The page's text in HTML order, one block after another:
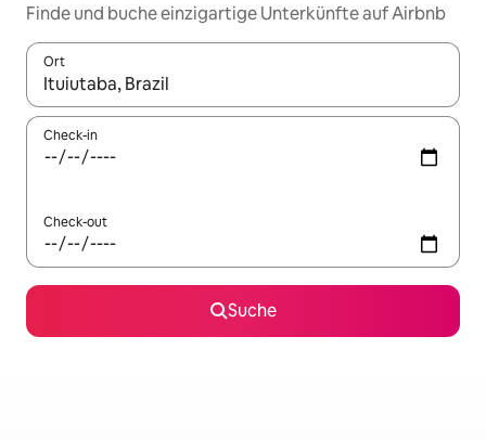
Finde und buche einzigartige Unterkünfte auf Airbnb
Ort
Wenn Ergebnisse verfügbar sind, navigiere mit den
Check-in
Check-out
Suche